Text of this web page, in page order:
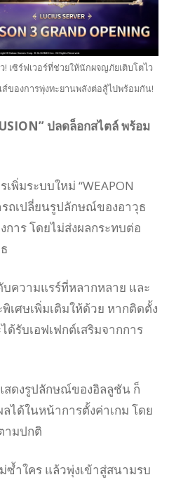
เซิร์ฟเวอร์ที่ช่วยให้นักผจญภัยเติบโตไว
ของการพุ่งทะยานพลังต่อสู้ไปพร้อมกัน!
ปลดล็อกสไตล์ พร้อม
พิ่มระบบใหม่ “WEAPON
รถเปลี่ยนรูปลักษณ์ของอาวุธ
าร โดยไม่ส่งผลกระทบต่อ
บความแรร์ที่หลากหลาย และ
เศษเพิ่มเติมให้ด้วย หากติดตั้ง
ด้รับเอฟเฟกต์เสริมจากการ
สดงรูปลักษณ์ของอิลลูชัน ก็
ได้ในหน้าการตั้งค่าเกม โดย
ามปกติ
ซ้ำใคร แล้วพุ่งเข้าสู่สนามรบ